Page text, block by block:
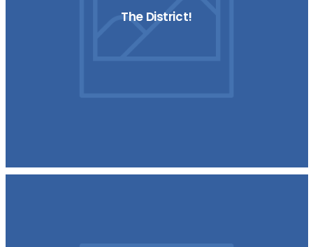
The District!